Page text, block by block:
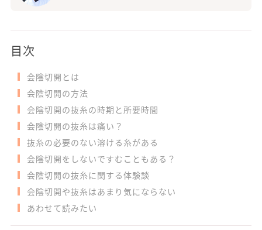
目次
会陰切開とは
会陰切開の方法
会陰切開の抜糸の時期と所要時間
会陰切開の抜糸は痛い？
抜糸の必要のない溶ける糸がある
会陰切開をしないですむこともある？
会陰切開の抜糸に関する体験談
会陰切開や抜糸はあまり気にならない
あわせて読みたい